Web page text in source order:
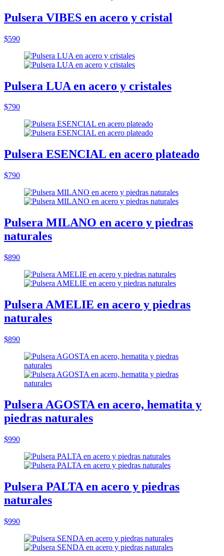
Pulsera VIBES en acero y cristal
$590
Pulsera LUA en acero y cristales
$790
Pulsera ESENCIAL en acero plateado
$790
Pulsera MILANO en acero y piedras
naturales
$890
Pulsera AMELIE en acero y piedras
naturales
$890
Pulsera AGOSTA en acero, hematita y
piedras naturales
$990
Pulsera PALTA en acero y piedras
naturales
$990